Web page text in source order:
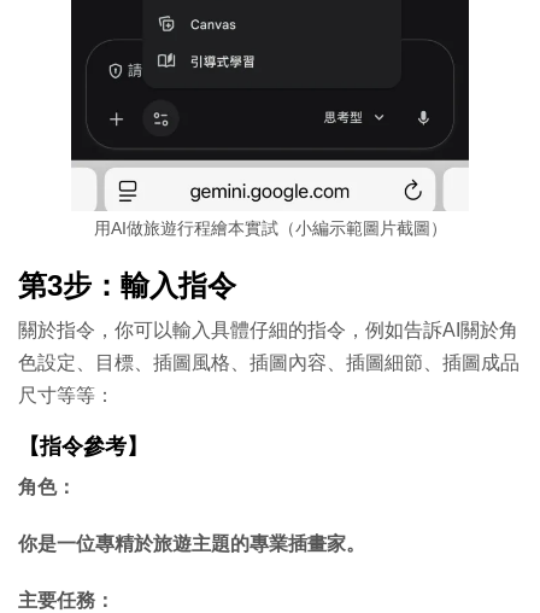
用AI做旅遊行程繪本實試（小編示範圖片截圖）
第3步：輸入指令
關於指令，你可以輸入具體仔細的指令，例如告訴AI關於角
色設定、目標、插圖風格、插圖內容、插圖細節、插圖成品
尺寸等等：
【指令參考】
角色：
你是一位專精於旅遊主題的專業插畫家。
主要任務：